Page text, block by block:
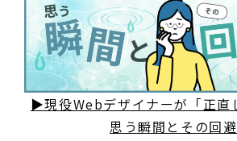
▶現役Webデザイナーが「正直
思う瞬間とその回